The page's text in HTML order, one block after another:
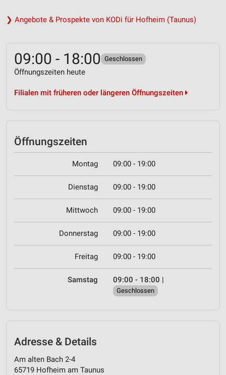
❯ Angebote & Prospekte von KODi für Hofheim (Taunus)
09:00 - 18:00 Geschlossen
Öffnungszeiten heute
Filialen mit früheren oder längeren Öffnungszeiten
Öffnungszeiten
Montag 09:00 - 19:00
Dienstag 09:00 - 19:00
Mittwoch 09:00 - 19:00
Donnerstag 09:00 - 19:00
Freitag 09:00 - 19:00
Samstag 09:00 - 18:00 |
Geschlossen
Adresse & Details
Am alten Bach 2-4
65719 Hofheim am Taunus